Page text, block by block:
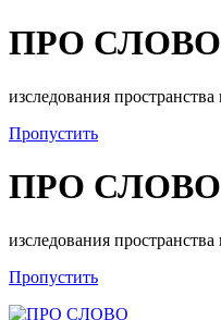
ПРО СЛОВО
изследования
Пропустить
ПРО СЛОВО
изследования
Пропустить